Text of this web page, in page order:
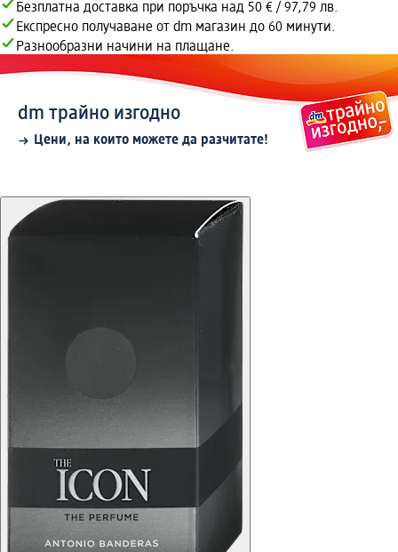
Безплатна доставка при поръчка над 50 € / 97,79 лв.
Експресно получаване от dm магазин до 60 минути.
Разнообразни начини на плащане.
dm трайно изгодно
Цени, на които можете да разчитате!